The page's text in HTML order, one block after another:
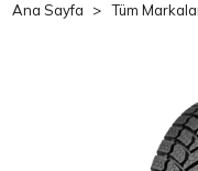
Ana Sayfa Tüm